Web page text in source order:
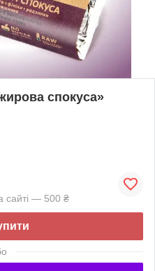
спокуса»
сайті — 500 ₴